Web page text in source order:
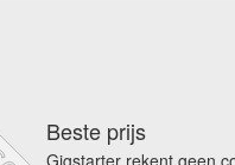
Beste prijs
Gigstarter rekent geen